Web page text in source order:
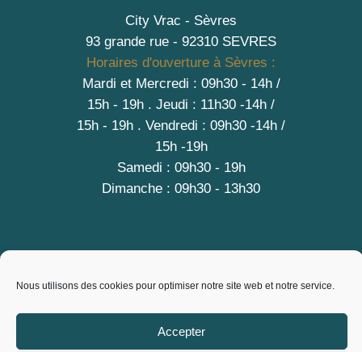
Nous utilisons des cookies pour optimiser notre site web et notre service.
Accepter
City Vrac - Sèvres
93 grande rue - 92310 SEVRES
Horaires d'ouverture à Sèvres :
Mardi et Mercredi : 09h30 - 14h /
15h - 19h . Jeudi : 11h30 -14h /
15h - 19h . Vendredi : 09h30 -14h /
15h -19h
Samedi : 09h30 - 19h
Dimanche : 09h30 - 13h30
A PROPOS
Mentions légales
Conditions générales de vente